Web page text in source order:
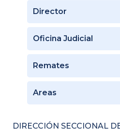
Director
Oficina Judicial
Remates
Areas
DIRECCIÓN SECCIONAL